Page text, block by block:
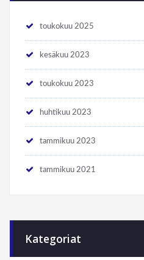
toukokuu 2025
kesäkuu 2023
toukokuu 2023
huhtikuu 2023
tammikuu 2023
tammikuu 2021
Kategoriat